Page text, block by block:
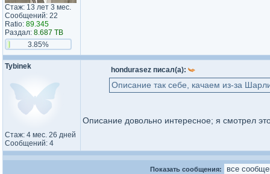
Стаж: 13 лет 3 мес.
Сообщений: 22
Ratio: 89.345
Раздал: 8.687 TB
3.85%
Tybinek
Стаж: 4 мес. 26 дней
Сообщений: 4
hondurasez писал(а):
Описание так себе, качаем из-за
Описание довольно интересное; я смотрел
Показать сообщения: